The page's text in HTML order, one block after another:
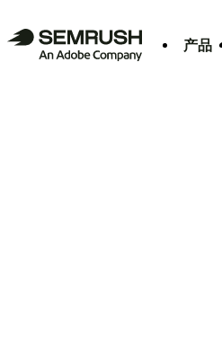
产品